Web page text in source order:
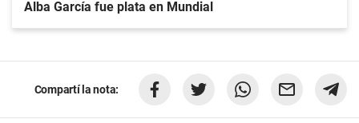
Alba García fue plata en Mundial
Compartí la nota: